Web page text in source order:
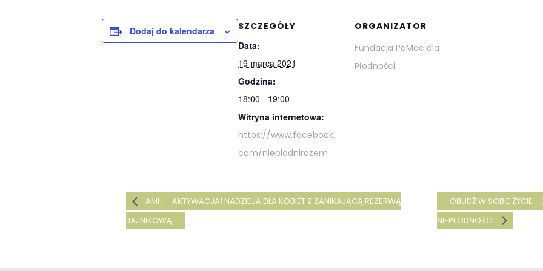
Dodaj do kalendarza
SZCZEGÓŁY
Data:
19 marca 2021
Godzina:
18:00 - 19:00
Witryna internetowa:
https://www.facebook.
com/nieplodnirazem
ORGANIZATOR
Fundacja PoMoc dla
Płodności
AMH – AKTYWACJA! NADZIEJA DLA KOBIET Z ZANIKAJĄCĄ REZERWĄ
JAJNIKOWĄ
OBUDŹ W SOBIE ŻYCIE
NIEPŁODNOŚCI